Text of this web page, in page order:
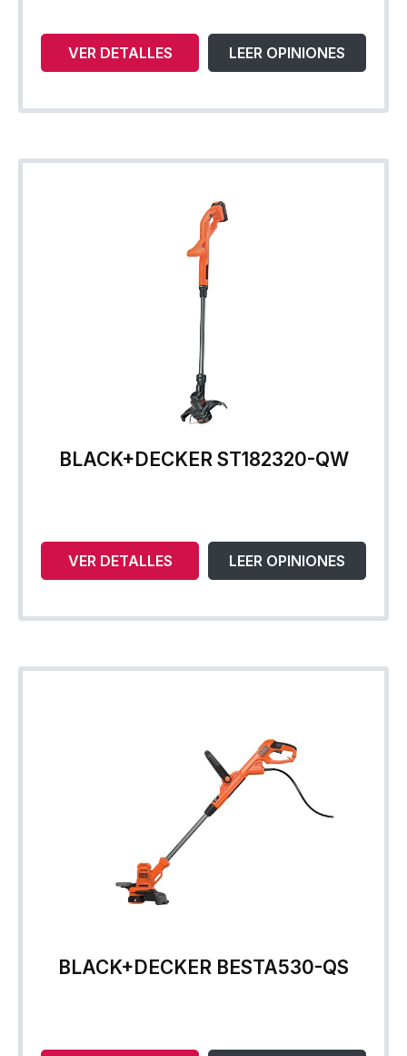
VER DETALLES LEER OPINIONES
BLACK+DECKER ST182320-QW
VER DETALLES LEER OPINIONES
BLACK+DECKER BESTA530-QS